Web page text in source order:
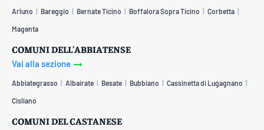
Arluno Bareggio Bernate Ticino Boffalora Sopra Ticino Corbetta
Magenta
COMUNI DELL'ABBIATENSE
Vai alla sezione
Abbiategrasso Albairate Besate Bubbiano Cassinetta di Lugagnano
Cisliano
COMUNI DEL CASTANESE